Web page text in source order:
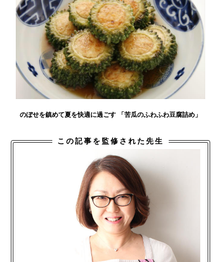
のぼせを鎮めて夏を快適に過ごす 「苦瓜のふわふわ豆腐詰め」
この記事を監修された先生